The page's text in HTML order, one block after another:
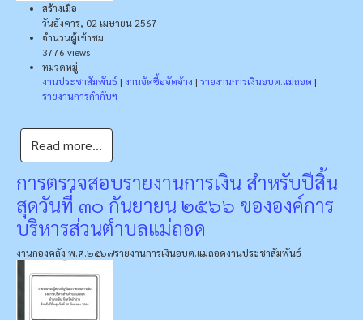
สร้างเมื่อ
วันอังคาร, 02 เมษายน 2567
จำนวนผู้เข้าชม
3776 views
หมวดหมู่
งานประชาสัมพันธ์ | งานจัดซื้อจัดจ้าง | รายงานการเงินอบต.แม่ถอด |
รายงานการกำกับฯ
Read more...
การตรวจสอบรายงานการเงิน สำหรับปีสิ้น
สุดวันที่ ๓๐ กันยายน ๒๕๖๖ ขององค์การ
บริหารส่วนตำบลแม่ถอด
งานกองคลัง พ.ศ.๒๕๖๗รายงานการเงินอบต.แม่ถอดงานประชาสัมพันธ์